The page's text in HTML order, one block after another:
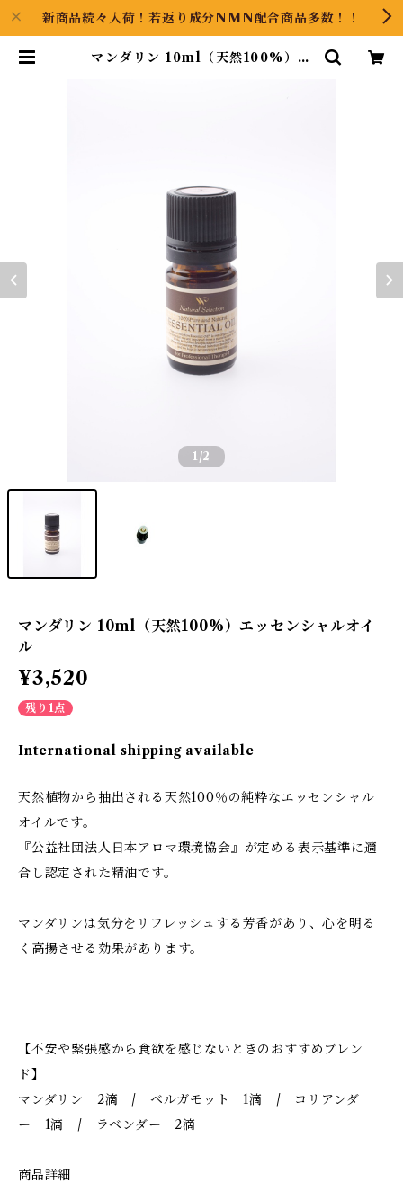
新商品続々入荷！若返り成分NMN配合商品多数！！
マンダリン 10ml（天然100%）エ
1 /2
マンダリン 10ml（天然100%）エッセンシャルオイ
ル
¥3,520
残り1点
International shipping available
天然植物から抽出される天然100％の純粋なエッセンシャル
オイルです。
『公益社団法人日本アロマ環境協会』が定める表示基準に適
合し認定された精油です。
マンダリンは気分をリフレッシュする芳香があり、心を明る
く高揚させる効果があります。
【不安や緊張感から食欲を感じないときのおすすめブレン
ド】
マンダリン 2滴 / ベルガモット 1滴 / コリアンダ
ー 1滴 / ラベンダー 2滴
商品詳細